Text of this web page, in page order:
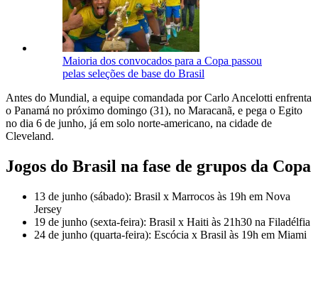
Maioria dos convocados para a Copa passou
pelas seleções de base do Brasil
Antes do Mundial, a equipe comandada por Carlo Ancelotti enfrenta
o Panamá no próximo domingo (31), no Maracanã, e pega o Egito
no dia 6 de junho, já em solo norte-americano, na cidade de
Cleveland.
Jogos do Brasil na fase de grupos da Copa
13 de junho (sábado): Brasil x Marrocos às 19h em Nova
Jersey
19 de junho (sexta-feira): Brasil x Haiti às 21h30 na Filadélfia
24 de junho (quarta-feira): Escócia x Brasil às 19h em Miami